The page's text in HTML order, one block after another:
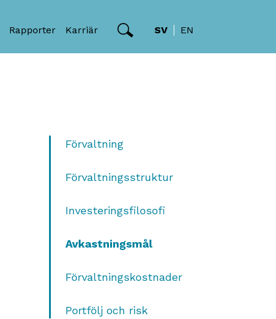
Rapporter Karriär SV EN
Förvaltning
Förvaltningsstruktur
Investeringsfilosofi
Avkastningsmål
Förvaltningskostnader
Portfölj och risk